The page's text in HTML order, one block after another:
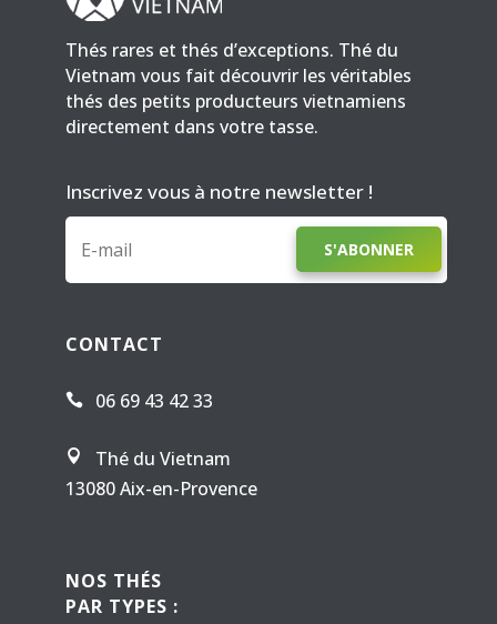
Thés rares et thés d’exceptions. Thé du
Vietnam vous fait découvrir les véritables
thés des petits producteurs vietnamiens
directement dans votre tasse.
Inscrivez vous à notre newsletter !
S'ABONNER
CONTACT
 06 69 43 42 33

Thé du Vietnam
13080 Aix-en-Provence
NOS THÉS
PAR TYPES :